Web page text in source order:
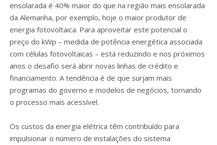
ensolarada é 40% maior do que na região mais ensolarada
da Alemanha, por exemplo, hoje o maior produtor de
energia fotovoltaica. Para aproveitar este potencial o
preço do kWp – medida de potência energética associada
com células fotovoltaicas – está reduzindo e nos próximos
anos o desafio será abrir novas linhas de crédito e
financiamento. A tendência é de que surjam mais
programas do governo e modelos de negócios, tornando
o processo mais acessível.
Os custos da energia elétrica têm contribuído para
impulsionar o número de instalações do sistema